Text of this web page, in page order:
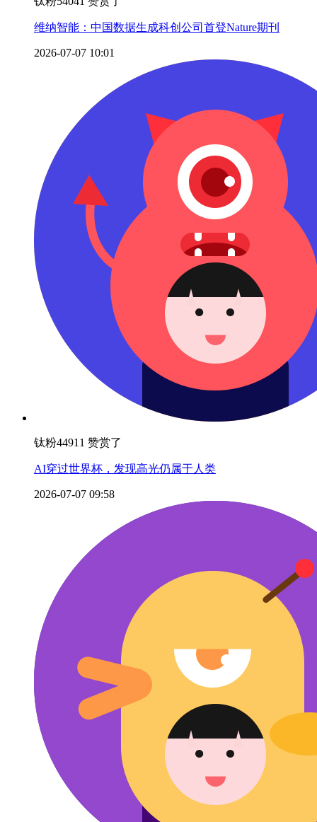
维纳智能：中国数据生成科创公司首登Nature期刊
2026-07-07 10:01
钛粉44911 赞赏了
AI穿过世界杯，发现高光仍属于人类
2026-07-07 09:58